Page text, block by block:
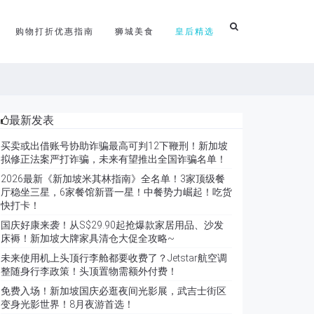
购物打折优惠指南 狮城美食 皇后精选
最新发表
买卖或出借账号协助诈骗最高可判12下鞭刑！新加坡
拟修正法案严打诈骗，未来有望推出全国诈骗名单！
2026最新《新加坡米其林指南》全名单！3家顶级餐
厅稳坐三星，6家餐馆新晋一星！中餐势力崛起！吃货
快打卡！
国庆好康来袭！从S$29.90起抢爆款家居用品、沙发
床褥！新加坡大牌家具清仓大促全攻略~
未来使用机上头顶行李舱都要收费了？Jetstar航空调
整随身行李政策！头顶置物需额外付费！
免费入场！新加坡国庆必逛夜间光影展，武吉士街区
变身光影世界！8月夜游首选！